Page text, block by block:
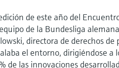
de este año del
de la Bundesliga
directora de derechos
el entorno, dirigiéndose a
de las innovaciones